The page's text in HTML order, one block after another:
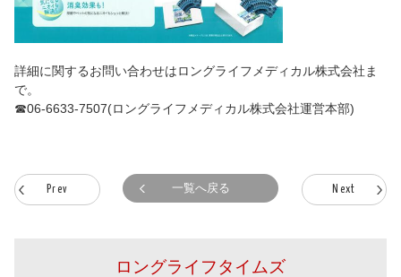
詳細に関するお問い合わせはロングライフメディカル株式会社ま
で。
☎06-6633-7507(ロングライフメディカル株式会社運営本部)
Prev 一覧へ戻る Next
ロングライフタイムズ